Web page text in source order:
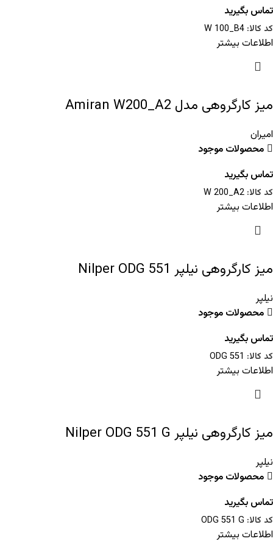
تماس بگیرید
کد کالا: W 100_B4
اطلاعات بیشتر
میز کارگروهی مدل Amiran W200_A2
امیران
محصولات موجود
تماس بگیرید
کد کالا: W 200_A2
اطلاعات بیشتر
میز کارگروهی نیلپر Nilper ODG 551
نیلپر
محصولات موجود
تماس بگیرید
کد کالا: ODG 551
اطلاعات بیشتر
میز کارگروهی نیلپر Nilper ODG 551 G
نیلپر
محصولات موجود
تماس بگیرید
کد کالا: ODG 551 G
اطلاعات بیشتر